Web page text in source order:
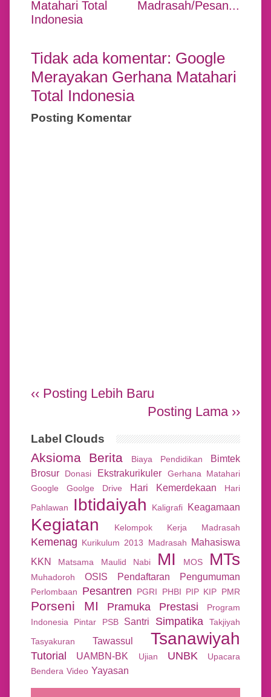
Matahari Total
Indonesia
Madrasah/Pesan...
Tidak ada komentar: Google
Merayakan Gerhana Matahari
Total Indonesia
Posting Komentar
‹‹ Posting Lebih Baru
Posting Lama ››
Label Clouds
Aksioma Berita Biaya Pendidikan
Bimtek
Brosur
Donasi Ekstrakurikuler
Gerhana Matahari
Google
Goolge Drive Hari Kemerdekaan
Hari
Pahlawan
Ibtidaiyah Kaligrafi Keagamaan
Kegiatan Kelompok Kerja Madrasah
Kemenag Kurikulum 2013 Madrasah
Mahasiswa
KKN
Matsama Maulid Nabi MI MOS MTs
Muhadoroh OSIS Pendaftaran Pengumuman
Perlombaan Pesantren PGRI PHBI PIP KIP PMR
Porseni MI Pramuka Prestasi
Program
Indonesia Pintar
PSB Santri Simpatika
Takjiyah
Tasyakuran
Tawassul Tsanawiyah
Tutorial UAMBN-BK Ujian UNBK
Upacara
Bendera Video Yayasan